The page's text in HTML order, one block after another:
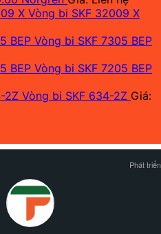
Vòng bi SKF 32009 X
Vòng bi SKF 7305 BEP
Vòng bi SKF 7205 BEP
Vòng bi SKF 634-2Z Giá: